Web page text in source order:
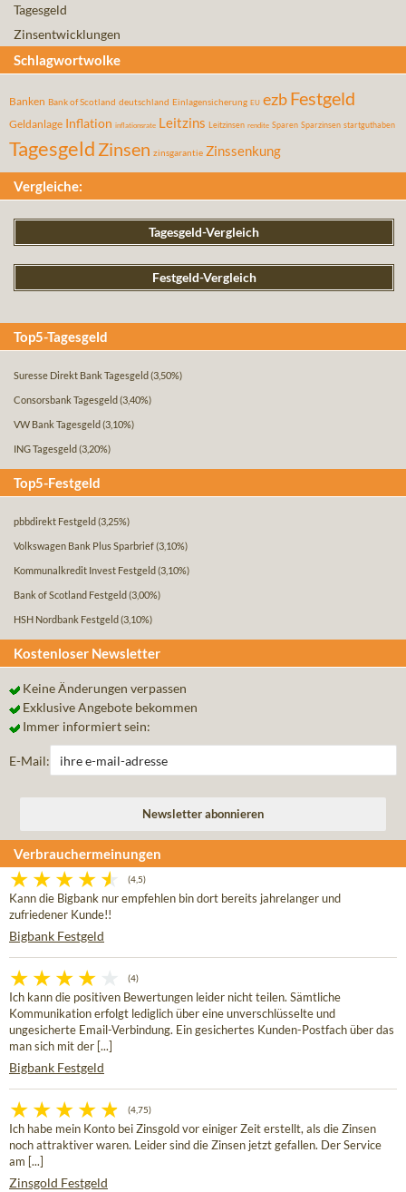
Tagesgeld
Zinsentwicklungen
Schlagwortwolke
Banken Bank of Scotland deutschland Einlagensicherung EU ezbFestgeld
Geldanlage Inflation inflationsrate Leitzins Leitzinsen rendite Sparen Sparzinsen startguthaben
Tagesgeld Zinsen zinsgarantie Zinssenkung
Vergleiche:
Tagesgeld-Vergleich
Festgeld-Vergleich
Top5-Tagesgeld
Suresse Direkt Bank Tagesgeld (3,50%)
Consorsbank Tagesgeld (3,40%)
VW Bank Tagesgeld (3,10%)
ING Tagesgeld (3,20%)
Top5-Festgeld
pbbdirekt Festgeld (3,25%)
Volkswagen Bank Plus Sparbrief(3,10%)
Kommunalkredit Invest Festgeld (3,10%)
Bank of Scotland Festgeld (3,00%)
HSH Nordbank Festgeld (3,10%)
Kostenloser Newsletter
Keine Änderungen verpassen
Exklusive Angebote bekommen
Immer informiert sein:
E-Mail:
Verbrauchermeinungen
(4,5)
Kann die Bigbank nur empfehlen bin dort bereits jahrelanger und
zufriedener Kunde!!
Bigbank Festgeld
(4)
Ich kann die positiven Bewertungen leider nicht teilen. Sämtliche
Kommunikation erfolgt lediglich über eine unverschlüsselte und
ungesicherte Email-Verbindung. Ein gesichertes Kunden-Postfach über das
man sich mit der [...]
Bigbank Festgeld
(4,75)
Ich habe mein Konto bei Zinsgold vor einiger Zeit erstellt, als die Zinsen
noch attraktiver waren. Leider sind die Zinsen jetzt gefallen. Der Service
am [...]
Zinsgold Festgeld